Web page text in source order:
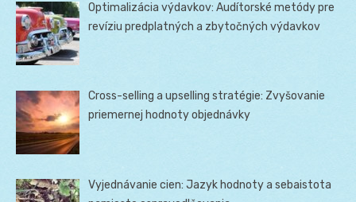
Optimalizácia výdavkov: Audítorské metódy pre
revíziu predplatných a zbytočných výdavkov
Cross-selling a upselling stratégie: Zvyšovanie
priemernej hodnoty objednávky
Vyjednávanie cien: Jazyk hodnoty a sebaistota